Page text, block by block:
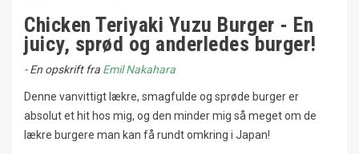
Chicken Teriyaki Yuzu Burger - En
juicy, sprød og anderledes burger!
- En opskrift fra Emil Nakahara
Denne vanvittigt lækre, smagfulde og sprøde burger er
absolut et hit hos mig, og den minder mig så meget om de
lækre burgere man kan få rundt omkring i Japan!